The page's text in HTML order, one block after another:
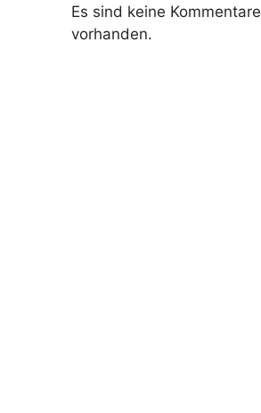
Es sind keine Kommentare
vorhanden.